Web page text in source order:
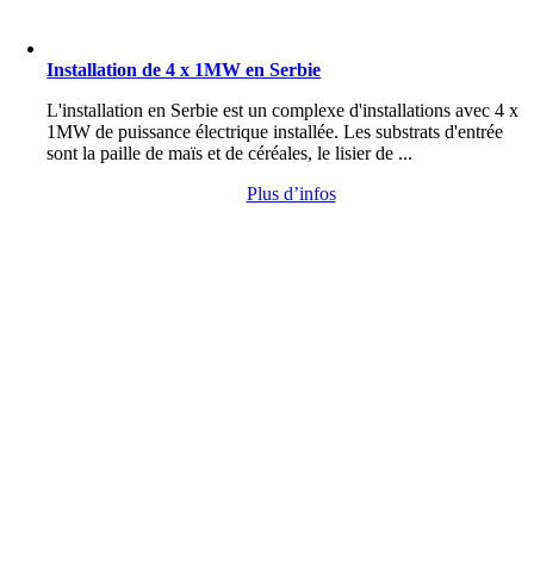
Installation de 4 x 1MW en Serbie
L'installation en Serbie est un complexe d'installations avec 4 x
1MW de puissance électrique installée. Les substrats d'entrée
sont la paille de maïs et de céréales, le lisier de ...
Plus d’infos